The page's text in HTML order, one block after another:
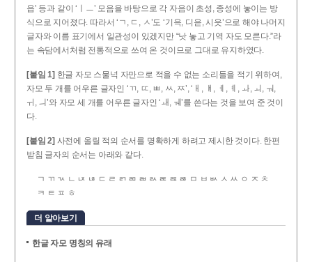
읍’ 등과 같이 ‘ㅣㅡ’ 모음을 바탕으로 각 자음이 초성, 종성에 놓이는 방
식으로 지어졌다. 따라서 ‘ㄱ, ㄷ, ㅅ’도 ‘기윽, 디읃, 시읏’으로 해야 나머지
글자와 이름 표기에서 일관성이 있겠지만 “낫 놓고 기역 자도 모른다.”라
는 속담에서처럼 전통적으로 쓰여 온 것이므로 그대로 유지하였다.
[붙임 1] 한글 자모 스물넉 자만으로 적을 수 없는 소리들을 적기 위하여,
자모 두 개를 어우른 글자인 ‘ㄲ, ㄸ, ㅃ, ㅆ, ㅉ’, ‘ㅐ, ㅒ, ㅔ, ㅖ, ㅘ, ㅚ, ㅝ,
ㅟ, ㅢ’와 자모 세 개를 어우른 글자인 ‘ㅙ, ㅞ’를 쓴다는 것을 보여 준 것이
다.
[붙임 2] 사전에 올릴 적의 순서를 명확하게 하려고 제시한 것이다. 한편
받침 글자의 순서는 아래와 같다.
ㄱ ㄲ ㄳ ㄴ ㄵ ㄶ ㄷ ㄹ ㄺ ㄻ ㄼ ㄽ ㄾ ㄿ ㅀ ㅁ ㅂ ㅄ ㅅ ㅆ ㅇ ㅈ ㅊ
ㅋ ㅌ ㅍ ㅎ
더 알아보기
한글 자모 명칭의 유래